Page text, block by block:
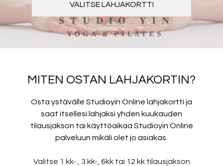
VALITSE LAHJAKORTTI
MITEN OSTAN LAHJAKORTIN?
Osta ystävälle Studioyin Online lahjakortti ja
saat itsellesi lahjaksi yhden kuukauden
tilausjakson tai käyttöaikaa Studioyin Online
palveluun mikäli olet jo asiakas.
Valitse 1 kk- , 3 kk-, 6kk tai 12 kk tilausjakson